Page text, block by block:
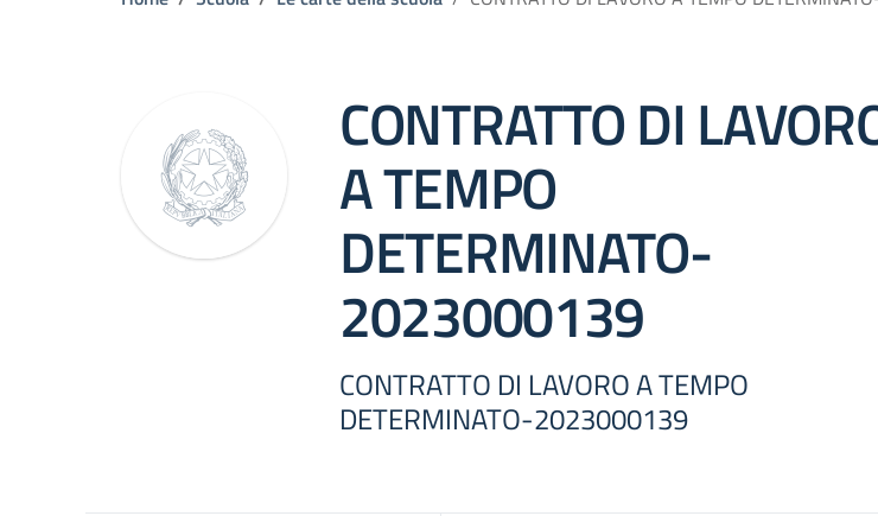
CONTRATTO DI
A TEMPO
DETERMINATO-
2023000139
CONTRATTO DI LAVORO A TEMPO
DETERMINATO-2023000139